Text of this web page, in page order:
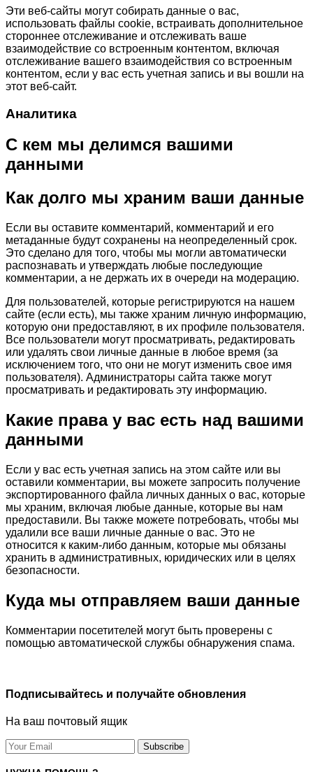
Эти веб-сайты могут собирать данные о вас,
использовать файлы cookie, встраивать дополнительное
стороннее отслеживание и отслеживать ваше
взаимодействие со встроенным контентом, включая
отслеживание вашего взаимодействия со встроенным
контентом, если у вас есть учетная запись и вы вошли на
этот веб-сайт.
Аналитика
С кем мы делимся вашими
данными
Как долго мы храним ваши данные
Если вы оставите комментарий, комментарий и его
метаданные будут сохранены на неопределенный срок.
Это сделано для того, чтобы мы могли автоматически
распознавать и утверждать любые последующие
комментарии, а не держать их в очереди на модерацию.
Для пользователей, которые регистрируются на нашем
сайте (если есть), мы также храним личную информацию,
которую они предоставляют, в их профиле пользователя.
Все пользователи могут просматривать, редактировать
или удалять свои личные данные в любое время (за
исключением того, что они не могут изменить свое имя
пользователя). Администраторы сайта также могут
просматривать и редактировать эту информацию.
Какие права у вас есть над вашими
данными
Если у вас есть учетная запись на этом сайте или вы
оставили комментарии, вы можете запросить получение
экспортированного файла личных данных о вас, которые
мы храним, включая любые данные, которые вы нам
предоставили. Вы также можете потребовать, чтобы мы
удалили все ваши личные данные о вас. Это не
относится к каким-либо данным, которые мы обязаны
хранить в административных, юридических или в целях
безопасности.
Куда мы отправляем ваши данные
Комментарии посетителей могут быть проверены с
помощью автоматической службы обнаружения спама.
Подписывайтесь и получайте обновления
На ваш почтовый ящик